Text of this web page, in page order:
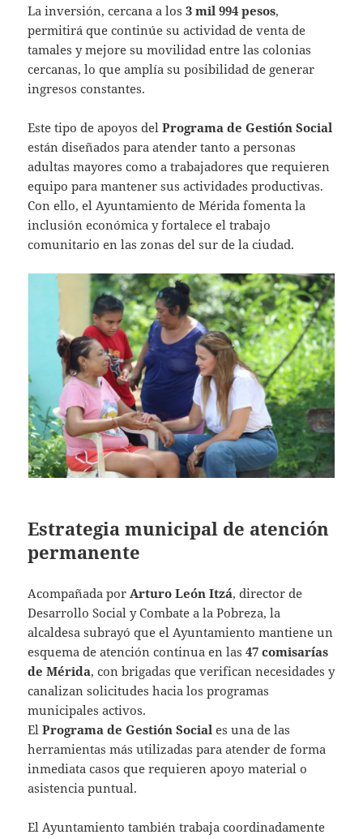
La inversión, cercana a los3 mil 994 pesos,
permitirá que continúe su actividad de venta de
tamales y mejore su movilidad entre las colonias
cercanas, lo que amplía su posibilidad de generar
ingresos constantes.
Este tipo de apoyos delPrograma de Gestión Social
están diseñados para atender tanto a personas
adultas mayores como a trabajadores que requieren
equipo para mantener sus actividades productivas.
Con ello, el Ayuntamiento de Mérida fomenta la
inclusión económica y fortalece el trabajo
comunitario en las zonas del sur de la ciudad.
Estrategia municipal de atención
permanente
Acompañada porArturo León Itzá, director de
Desarrollo Social y Combate a la Pobreza, la
alcaldesa subrayó que el Ayuntamiento mantiene un
esquema de atención continua en las47 comisarías
de Mérida, con brigadas que verifican necesidades y
canalizan solicitudes hacia los programas
municipales activos.
ElPrograma de Gestión Social es una de las
herramientas más utilizadas para atender de forma
inmediata casos que requieren apoyo material o
asistencia puntual.
El Ayuntamiento también trabaja coordinadamente